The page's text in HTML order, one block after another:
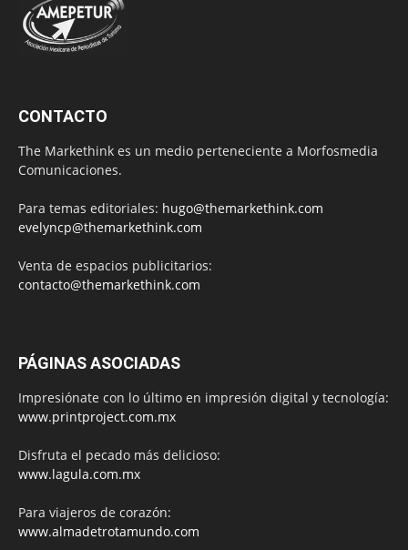
CONTACTO
The Markethink es un medio perteneciente a Morfosmedia
Comunicaciones.
Para temas editoriales: hugo@themarkethink.com
evelyncp@themarkethink.com
Venta de espacios publicitarios:
contacto@themarkethink.com
PÁGINAS ASOCIADAS
Impresiónate con lo último en impresión digital y tecnología:
www.printproject.com.mx
Disfruta el pecado más delicioso:
www.lagula.com.mx
Para viajeros de corazón:
www.almadetrotamundo.com